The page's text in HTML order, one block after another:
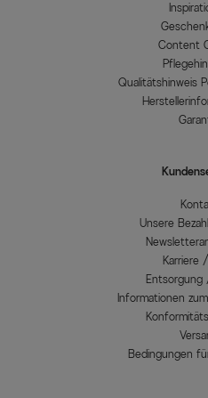
Content
Qualitätshinweis
Unsere
Karriere
Entsorgung
Informationen
Bedingungen